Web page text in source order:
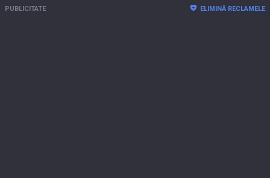
PUBLICITATE ELIMINĂ RECLAMELE